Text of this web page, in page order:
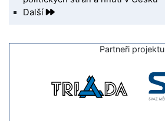
Další
Partneři projektu